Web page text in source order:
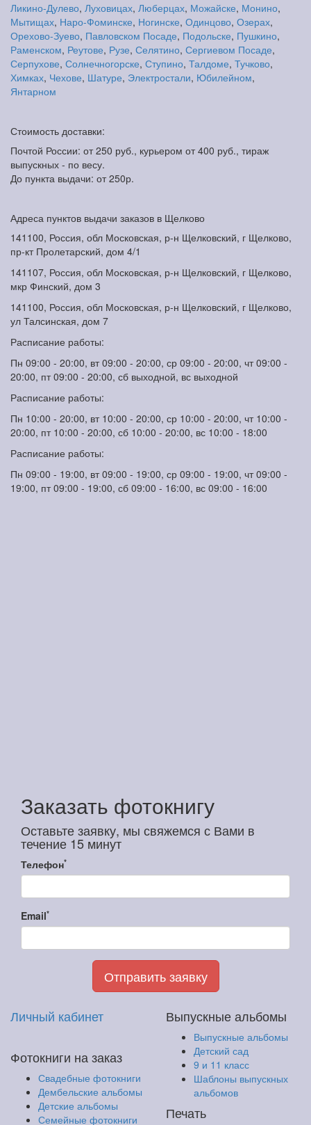
Ликино-Дулево, Луховицах, Люберцах, Можайске, Монино,
Мытищах, Наро-Фоминске, Ногинске, Одинцово, Озерах,
Орехово-Зуево, Павловском Посаде, Подольске, Пушкино,
Раменском, Реутове, Рузе, Селятино, Сергиевом Посаде,
Серпухове, Солнечногорске, Ступино, Талдоме, Тучково,
Химках, Чехове, Шатуре, Электростали, Юбилейном,
Янтарном
Стоимость доставки:
Почтой России: от 250 руб., курьером от 400 руб., тираж
выпускных - по весу.
До пункта выдачи: от 250р.
Адреса пунктов выдачи заказов в Щелково
141100, Россия, обл Московская, р-н Щелковский, г Щелково,
пр-кт Пролетарский, дом 4/1
141107, Россия, обл Московская, р-н Щелковский, г Щелково,
мкр Финский, дом 3
141100, Россия, обл Московская, р-н Щелковский, г Щелково,
ул Талсинская, дом 7
Расписание работы:
Пн 09:00 - 20:00, вт 09:00 - 20:00, ср 09:00 - 20:00, чт 09:00 -
20:00, пт 09:00 - 20:00, сб выходной, вс выходной
Расписание работы:
Пн 10:00 - 20:00, вт 10:00 - 20:00, ср 10:00 - 20:00, чт 10:00 -
20:00, пт 10:00 - 20:00, сб 10:00 - 20:00, вс 10:00 - 18:00
Расписание работы:
Пн 09:00 - 19:00, вт 09:00 - 19:00, ср 09:00 - 19:00, чт 09:00 -
19:00, пт 09:00 - 19:00, сб 09:00 - 16:00, вс 09:00 - 16:00
Заказать фотокнигу
Оставьте заявку, мы свяжемся с Вами в
течение 15 минут
Телефон*
Email*
Отправить заявку
Личный кабинет
Фотокниги на заказ
Свадебные фотокниги
Дембельские альбомы
Детские альбомы
Семейные фотокниги
Выпускные альбомы
Выпускные альбомы
Детский сад
9 и 11 класс
Шаблоны выпускных
альбомов
Печать